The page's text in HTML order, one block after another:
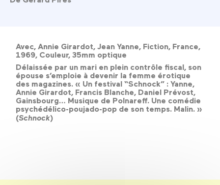
Avec, Annie Girardot, Jean Yanne, Fiction, France,
1969, Couleur, 35mm optique
Délaissée par un mari en plein contrôle fiscal, son
épouse s’emploie à devenir la femme érotique
des magazines. « Un festival “Schnock” : Yanne,
Annie Girardot, Francis Blanche, Daniel Prévost,
Gainsbourg… Musique de Polnareff. Une comédie
psychédélico-poujado-pop de son temps. Malin. »
(Schnock)